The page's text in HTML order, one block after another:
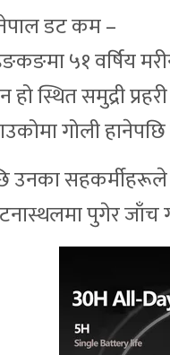
डट कम –
५१ वर्षिय
स्थित समुद्री
गोली
सहकर्मीहरूले
पुगेर